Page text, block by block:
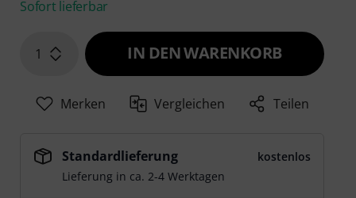
Sofort lieferbar
1 IN DEN WARENKORB
Merken Vergleichen Teilen
Standardlieferung
kostenlos
Lieferung in ca. 2-4 Werktagen